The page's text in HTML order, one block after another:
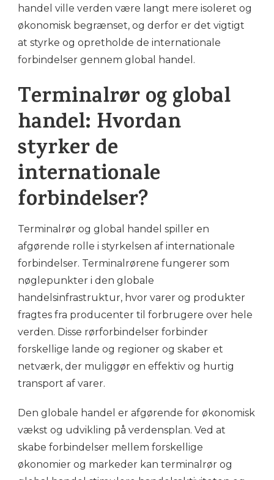
handel ville verden være langt mere isoleret og
økonomisk begrænset, og derfor er det vigtigt
at styrke og opretholde de internationale
forbindelser gennem global handel.
Terminalrør og global
handel: Hvordan
styrker de
internationale
forbindelser?
Terminalrør og global handel spiller en
afgørende rolle i styrkelsen af internationale
forbindelser. Terminalrørene fungerer som
nøglepunkter i den globale
handelsinfrastruktur, hvor varer og produkter
fragtes fra producenter til forbrugere over hele
verden. Disse rørforbindelser forbinder
forskellige lande og regioner og skaber et
netværk, der muliggør en effektiv og hurtig
transport af varer.
Den globale handel er afgørende for økonomisk
vækst og udvikling på verdensplan. Ved at
skabe forbindelser mellem forskellige
økonomier og markeder kan terminalrør og